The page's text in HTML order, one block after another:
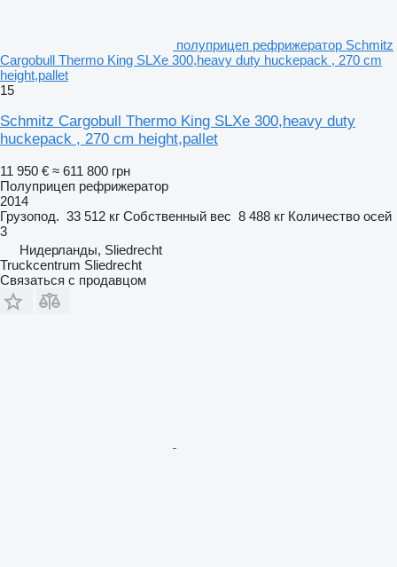
полуприцеп рефрижератор Schmitz
Cargobull Thermo King SLXe 300,heavy duty huckepack , 270 cm
height,pallet
15
Schmitz Cargobull Thermo King SLXe 300,heavy duty
huckepack , 270 cm height,pallet
11 950 € ≈ 611 800 грн
Полуприцеп рефрижератор
2014
Грузопод. 33 512 кг Собственный вес 8 488 кг Количество осей
3
Нидерланды, Sliedrecht
Truckcentrum Sliedrecht
Связаться с продавцом